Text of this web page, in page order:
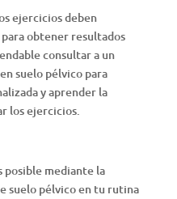
ejercicios deben
obtener resultados
consultar a un
suelo pélvico para
y aprender la
los ejercicios.
posible mediante la
suelo pélvico en tu rutina